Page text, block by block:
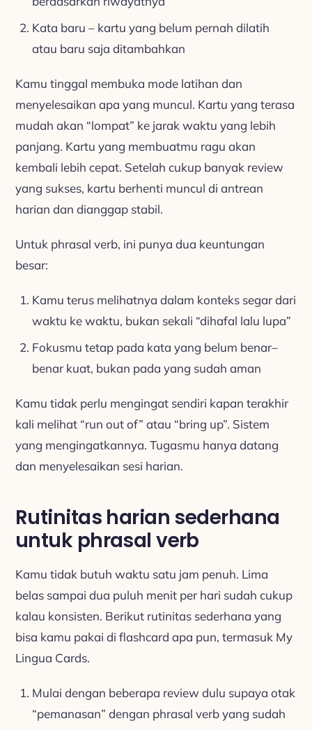
Kata baru – kartu yang belum pernah dilatih
atau baru saja ditambahkan
Kamu tinggal membuka mode latihan dan
menyelesaikan apa yang muncul. Kartu yang terasa
mudah akan “lompat” ke jarak waktu yang lebih
panjang. Kartu yang membuatmu ragu akan
kembali lebih cepat. Setelah cukup banyak review
yang sukses, kartu berhenti muncul di antrean
harian dan dianggap stabil.
Untuk phrasal verb, ini punya dua keuntungan
besar:
Kamu terus melihatnya dalam konteks segar dari
waktu ke waktu, bukan sekali “dihafal lalu lupa”
Fokusmu tetap pada kata yang belum benar–
benar kuat, bukan pada yang sudah aman
Kamu tidak perlu mengingat sendiri kapan terakhir
kali melihat “run out of” atau “bring up”. Sistem
yang mengingatkannya. Tugasmu hanya datang
dan menyelesaikan sesi harian.
Rutinitas harian sederhana
untuk phrasal verb
Kamu tidak butuh waktu satu jam penuh. Lima
belas sampai dua puluh menit per hari sudah cukup
kalau konsisten. Berikut rutinitas sederhana yang
bisa kamu pakai di flashcard apa pun, termasuk My
Lingua Cards.
Mulai dengan beberapa review dulu supaya otak
“pemanasan” dengan phrasal verb yang sudah